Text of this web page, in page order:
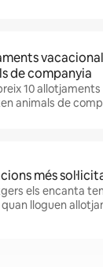
de companyia
10
animals de
més
els encanta
quan lloguen